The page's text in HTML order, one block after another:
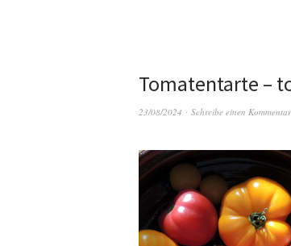
Tomatentarte –
23/08/2024 Schreibe einen Kommentar